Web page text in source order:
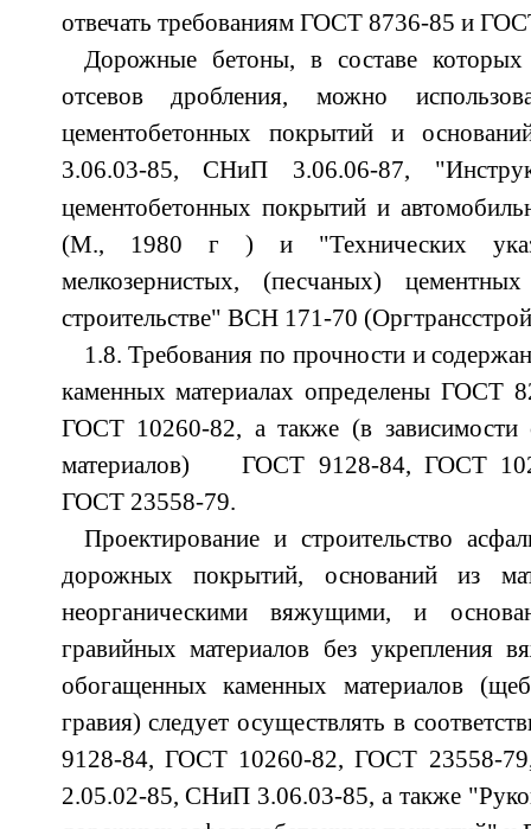
отвечать требованиям ГОСТ 8736-85 и
Дорожные бетоны, в составе которых
отсевов дробления, можно
цементобетонных покрытий и
3.06.03-85, СНиП 3.06.06-87,
цементобетонных покрытий и
(М., 1980 г ) и "Технических
мелкозернистых, (песчаных)
строительстве" ВСН 171-70
1.8. Требования по прочности и
каменных материалах определены ГОСТ
ГОСТ 10260-82, а также (в зависимости
материалов) ГОСТ 9128-84, ГОСТ
ГОСТ 23558-79.
Проектирование и строительство
дорожных покрытий, оснований из
неорганическими вяжущими, и
гравийных материалов без укрепления
обогащенных каменных материалов
гравия) следует осуществлять в
9128-84, ГОСТ 10260-82, ГОСТ 23558-
2.05.02-85, СНиП 3.06.03-85, а также